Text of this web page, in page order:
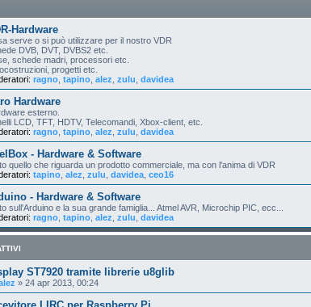
Hardware
serve o si può utilizzare per il nostro VDR
DVB, DVT, DVBS2 etc.
schede madri, processori etc.
progetti etc.
ragno tapino alez zulu davidea
Hardware
esterno.
LCD, TFT, HDTV, Telecomandi, Xbox-client, etc.
ragno tapino alez zulu davidea
- Hardware & Software
quello che riguarda un prodotto commerciale, ma con l'anima di VDR
tapino alez zulu davidea ceo16
- Hardware & Software
sull'Arduino e la sua grande famiglia... Atmel AVR, Microchip PIC, ecc...
ragno tapino alez zulu davidea
ST7920 tramite librerie u8glib
» 24 apr 2013, 00:24
LIRC per Raspberry Pi